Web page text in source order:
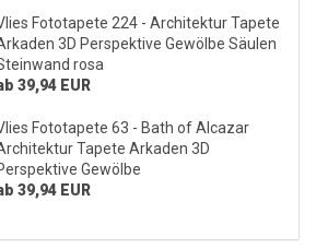
Fototapete 224 - Architektur Tapete
3D Perspektive Gewölbe Säulen
rosa
39,94 EUR
Fototapete 63 - Bath of Alcazar
Tapete Arkaden 3D
Gewölbe
39,94 EUR